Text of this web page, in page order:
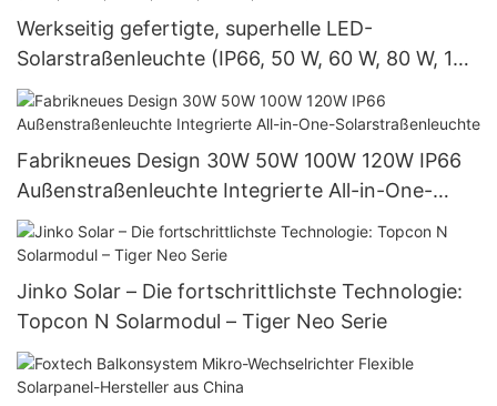
Fernbedienung und Lithium-Akku
Werkseitig gefertigte, superhelle LED-
Solarstraßenleuchte (IP66, 50 W, 60 W, 80 W, 100
W, 120 W)
Fabrikneues Design 30W 50W 100W 120W IP66
Außenstraßenleuchte Integrierte All-in-One-
Solarstraßenleuchte
Jinko Solar – Die fortschrittlichste Technologie:
Topcon N Solarmodul – Tiger Neo Serie